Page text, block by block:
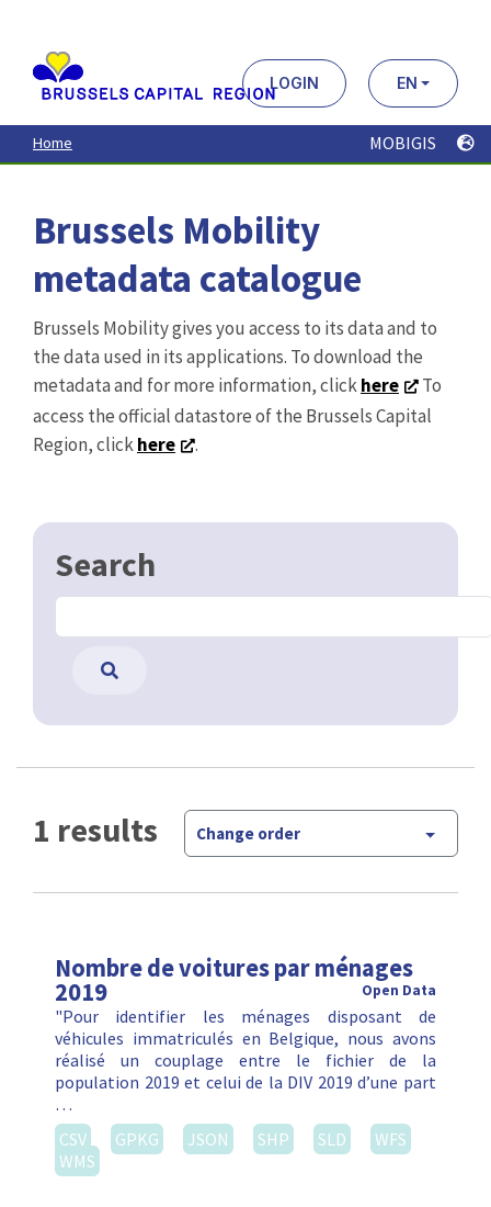
contenu
principal
LOGIN EN
Home MOBIGIS
Brussels Mobility
metadata catalogue
Brussels Mobility gives you access to its data and to
the data used in its applications. To download the
metadata and for more information, clickhere
To
access the official datastore of the Brussels Capital
Region, clickhere .
Search
1 results Change order
Nombre de voitures par ménages
2019 Open Data
"Pour identifier les ménages disposant de
véhicules immatriculés en Belgique, nous avons
réalisé un couplage entre le fichier de la
population 2019 et celui de la DIV 2019 d’une part
…
CSV
GPKG JSON SHP SLD
WFS
WMS